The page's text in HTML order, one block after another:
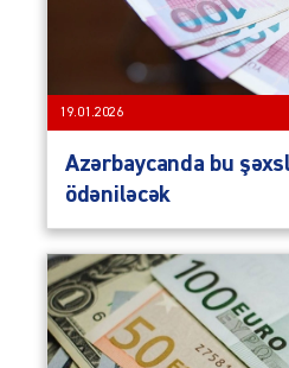
19.01.2026
Azərbaycanda bu
ödəniləcək